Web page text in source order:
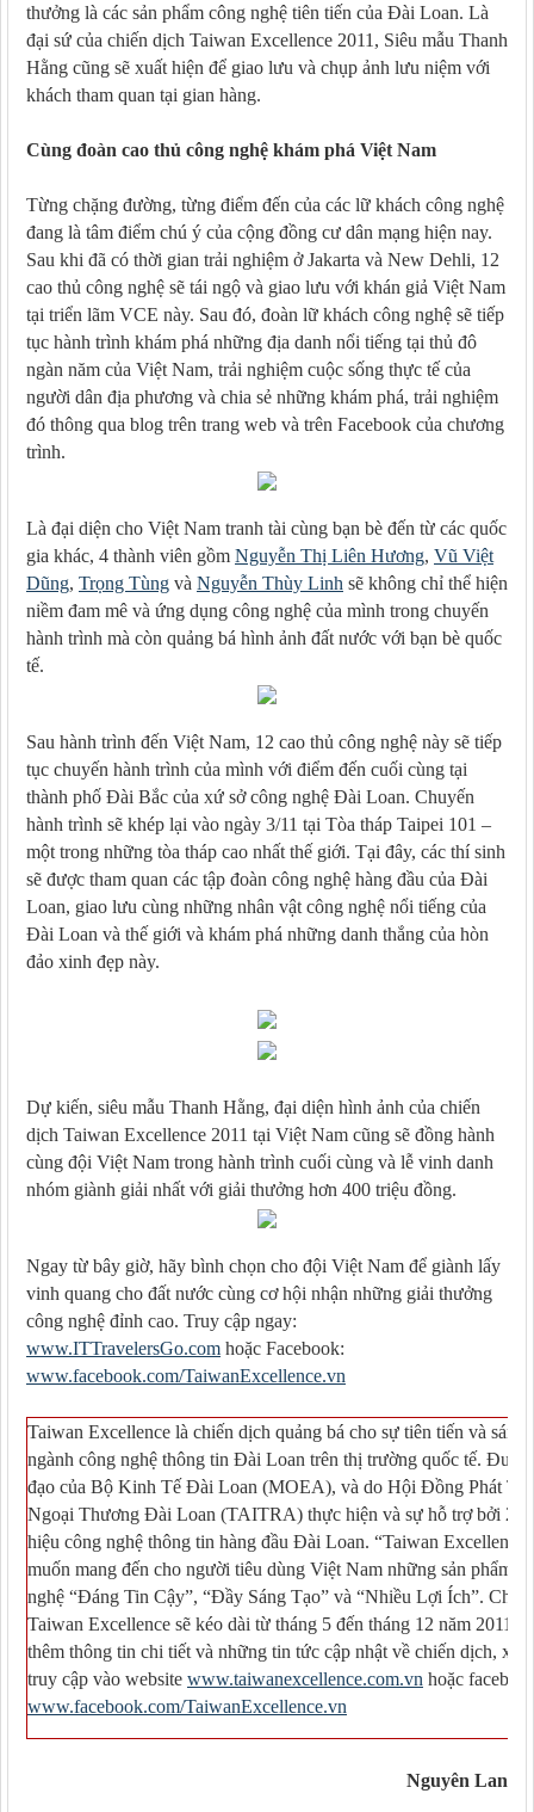
thưởng là các sản phẩm công nghệ tiên tiến của Đài Loan. Là
đại sứ của chiến dịch Taiwan Excellence 2011, Siêu mẫu Thanh
Hằng cũng sẽ xuất hiện để giao lưu và chụp ảnh lưu niệm với
khách tham quan tại gian hàng.
Cùng đoàn cao thủ công nghệ khám phá Việt Nam
Từng chặng đường, từng điểm đến của các lữ khách công nghệ
đang là tâm điểm chú ý của cộng đồng cư dân mạng hiện nay.
Sau khi đã có thời gian trải nghiệm ở Jakarta và New Dehli, 12
cao thủ công nghệ sẽ tái ngộ và giao lưu với khán giả Việt Nam
tại triển lãm VCE này. Sau đó, đoàn lữ khách công nghệ sẽ tiếp
tục hành trình khám phá những địa danh nổi tiếng tại thủ đô
ngàn năm của Việt Nam, trải nghiệm cuộc sống thực tế của
người dân địa phương và chia sẻ những khám phá, trải nghiệm
đó thông qua blog trên trang web và trên Facebook của chương
trình.
Là đại diện cho Việt Nam tranh tài cùng bạn bè đến từ các quốc
gia khác, 4 thành viên gồm Nguyễn Thị Liên Hương, Vũ Việt
Dũng, Trọng Tùng và Nguyễn Thùy Linh sẽ không chỉ thể hiện
niềm đam mê và ứng dụng công nghệ của mình trong chuyến
hành trình mà còn quảng bá hình ảnh đất nước với bạn bè quốc
tế.
Sau hành trình đến Việt Nam, 12 cao thủ công nghệ này sẽ tiếp
tục chuyến hành trình của mình với điểm đến cuối cùng tại
thành phố Đài Bắc của xứ sở công nghệ Đài Loan. Chuyến
hành trình sẽ khép lại vào ngày 3/11 tại Tòa tháp Taipei 101 –
một trong những tòa tháp cao nhất thế giới. Tại đây, các thí sinh
sẽ được tham quan các tập đoàn công nghệ hàng đầu của Đài
Loan, giao lưu cùng những nhân vật công nghệ nổi tiếng của
Đài Loan và thế giới và khám phá những danh thắng của hòn
đảo xinh đẹp này.
Dự kiến, siêu mẫu Thanh Hằng, đại diện hình ảnh của chiến
dịch Taiwan Excellence 2011 tại Việt Nam cũng sẽ đồng hành
cùng đội Việt Nam trong hành trình cuối cùng và lễ vinh danh
nhóm giành giải nhất với giải thưởng hơn 400 triệu đồng.
Ngay từ bây giờ, hãy bình chọn cho đội Việt Nam để giành lấy
vinh quang cho đất nước cùng cơ hội nhận những giải thưởng
công nghệ đỉnh cao. Truy cập ngay:
www.ITTravelersGo.com hoặc Facebook:
www.facebook.com/TaiwanExcellence.vn
Taiwan Excellence là chiến dịch quảng bá cho sự tiên tiến và sáng
ngành công nghệ thông tin Đài Loan trên thị trường quốc tế. Được
đạo của Bộ Kinh Tế Đài Loan (MOEA), và do Hội Đồng Phát
Ngoại Thương Đài Loan (TAITRA) thực hiện và sự hỗ trợ bởi 26
hiệu công nghệ thông tin hàng đầu Đài Loan. “Taiwan
muốn mang đến cho người tiêu dùng Việt Nam những sản phẩm
nghệ “Đáng Tin Cậy”, “Đầy Sáng Tạo” và “Nhiều Lợi Ích”.
Taiwan Excellence sẽ kéo dài từ tháng 5 đến tháng 12 năm 2011,
thêm thông tin chi tiết và những tin tức cập nhật về chiến dịch, xin
truy cập vào website www.taiwanexcellence.com.vn hoặc
www.facebook.com/TaiwanExcellence.vn
Nguyên Lan